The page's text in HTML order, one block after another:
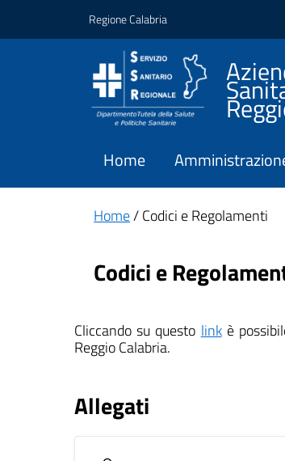
Regione Calabria
Home
Home/ Codici e Regolamenti
Codici e
Cliccando su questo linkè
Reggio Calabria.
Allegati